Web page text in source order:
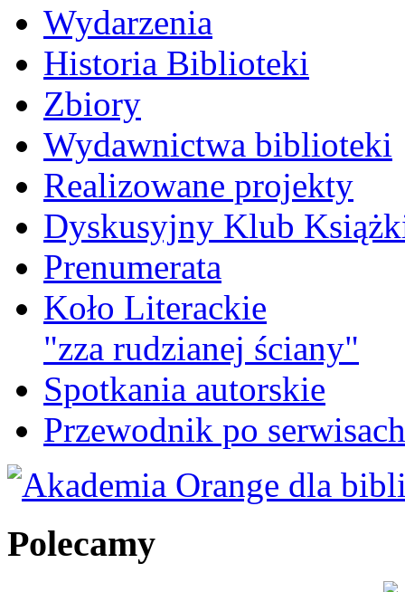
Wydarzenia
Historia Biblioteki
Zbiory
Wydawnictwa biblioteki
Realizowane projekty
Dyskusyjny Klub
Prenumerata
Koło Literackie
"zza rudzianej ściany"
Spotkania autorskie
Przewodnik po
Polecamy